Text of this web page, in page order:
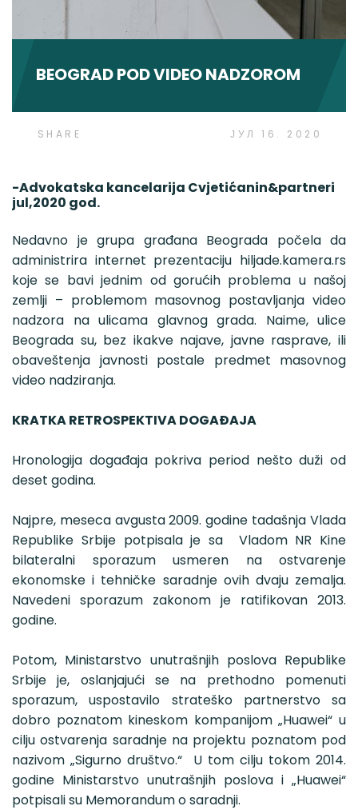
SHARE ЈУЛ 16. 2020
BEOGRAD POD VIDEO NADZOROM
-Advokatska kancelarija Cvjetićanin&partneri
jul,2020 god.
Nedavno je grupa građana Beograda počela da
administrira internet prezentaciju hiljade.kamera.rs
koje se bavi jednim od gorućih problema u našoj
zemlji – problemom masovnog postavljanja video
nadzora na ulicama glavnog grada. Naime, ulice
Beograda su, bez ikakve najave, javne rasprave, ili
obaveštenja javnosti postale predmet masovnog
video nadziranja.
KRATKA RETROSPEKTIVA DOGAĐAJA
Hronologija događaja pokriva period nešto duži od
deset godina.
Najpre, meseca avgusta 2009. godine tadašnja Vlada
Republike Srbije potpisala je sa Vladom NR Kine
bilateralni sporazum usmeren na ostvarenje
ekonomske i tehničke saradnje ovih dvaju zemalja.
Navedeni sporazum zakonom je ratifikovan 2013.
godine.
Potom, Ministarstvo unutrašnjih poslova Republike
Srbije je, oslanjajući se na prethodno pomenuti
sporazum, uspostavilo strateško partnerstvo sa
dobro poznatom kineskom kompanijom „Huawei“ u
cilju ostvarenja saradnje na projektu poznatom pod
nazivom „Sigurno društvo.“ U tom cilju tokom 2014.
godine Ministarstvo unutrašnjih poslova i „Huawei“
potpisali su Memorandum o saradnji.